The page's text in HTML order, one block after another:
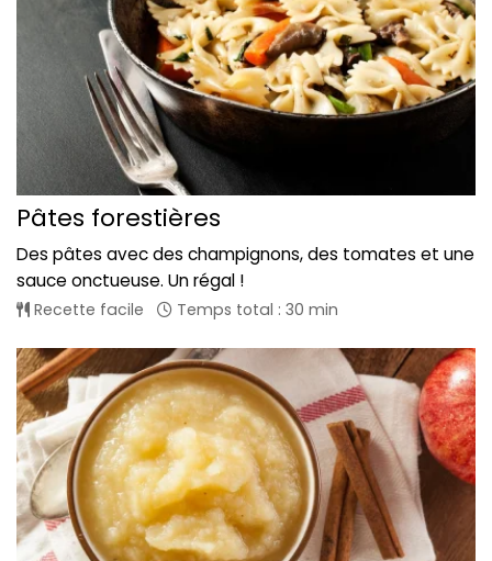
Pâtes forestières
Des pâtes avec des champignons, des tomates et une
sauce onctueuse. Un régal !
Recette facile Temps total : 30 min